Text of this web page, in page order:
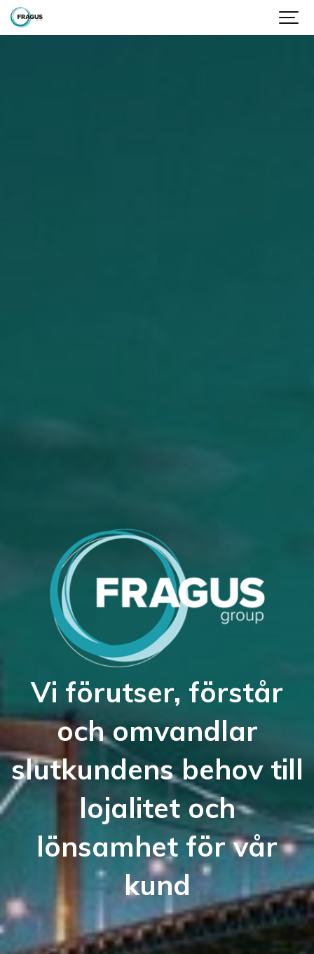
Vi förutser, förstår
och omvandlar
slutkundens behov till
lojalitet och
lönsamhet för vår
kund